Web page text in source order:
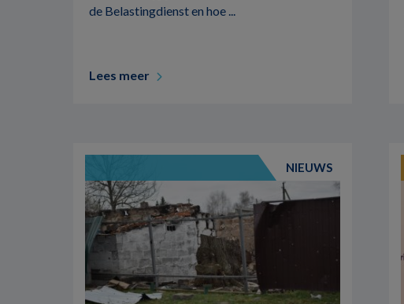
de Belastingdienst en hoe ...
Lees meer
NIEUWS